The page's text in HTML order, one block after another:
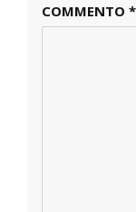
COMMENTO *